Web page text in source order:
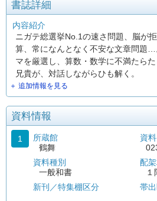
書誌詳細
内容紹介
ニガテ総選挙No.1の速さ問題、脳が
算、常になんとなく不安な文章問題
マを厳選し、算数・数学に不満たら
兄貴が、対話しながらひも解く。
＋ 追加情報を見る
資料情報
1
所蔵館
鶴舞
資料種別
一般和書
新刊／特集棚区分
資
配
帯